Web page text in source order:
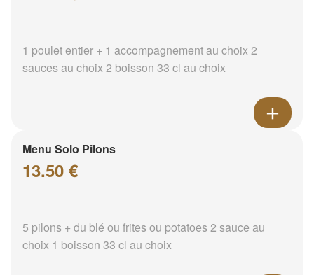
1 poulet entier + 1 accompagnement au choix 2
sauces au choix 2 boisson 33 cl au choix
Menu Solo Pilons
13.50 €
5 pilons + du blé ou frites ou potatoes 2 sauce au
choix 1 boisson 33 cl au choix